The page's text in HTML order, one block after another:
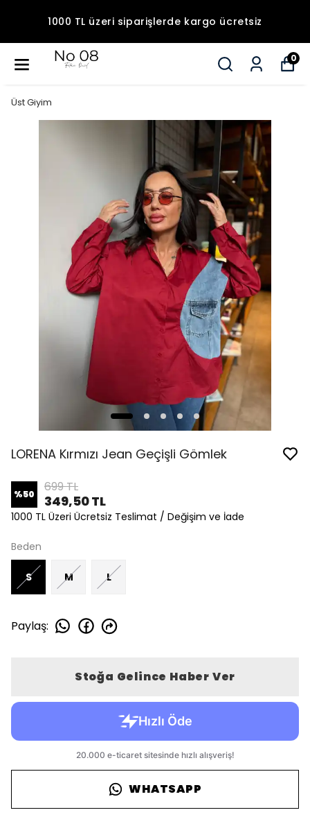
1000 TL üzeri siparişlerde kargo ücretsiz
0
Üst Giyim
LORENA Kırmızı Jean Geçişli Gömlek
%50 699 TL
349,50 TL
1000 TL Üzeri Ücretsiz Teslimat / Değişim ve İade
Beden
S M L
Paylaş:
Stoğa Gelince Haber Ver
WHATSAPP